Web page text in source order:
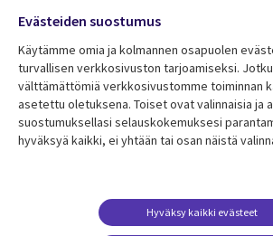
Resurssikeskus
Library
FINLAND
Asiakastarinat
Media
FINLAND
Evästeiden suostumus
Käytämme omia ja kolmannen osapuolen
turvallisen verkkosivuston tarjoamiseksi.
välttämättömiä verkkosivustomme toiminnan
asetettu oletuksena. Toiset ovat valinnaisia ​​ja
suostumuksellasi selauskokemuksesi
hyväksyä kaikki, ei yhtään tai osan näistä
Hyväksy kaikki evästeet